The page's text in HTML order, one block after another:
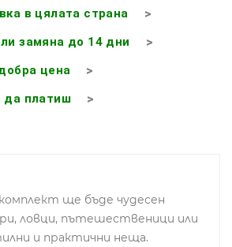
в цялата страна
замяна до 14 дни
цена
да платиш
ще бъде чудесен
ловци, пътешественици или
и практични неща.